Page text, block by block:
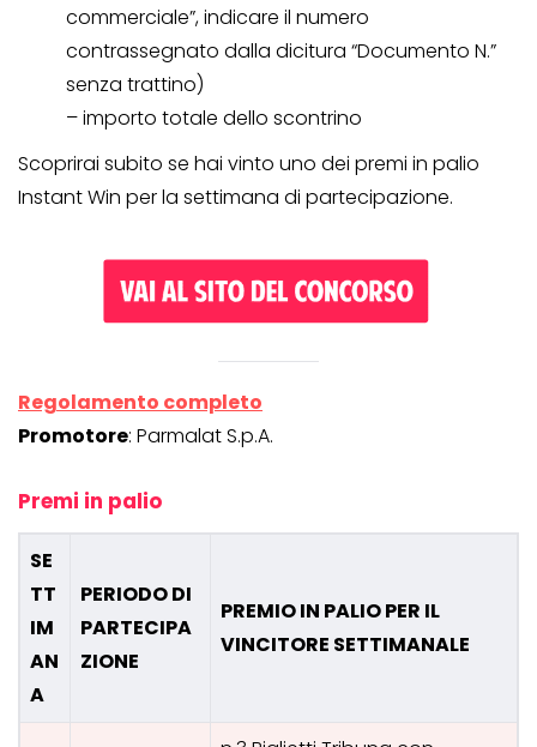
commerciale”, indicare il numero
contrassegnato dalla dicitura “Documento N.”
senza trattino)
– importo totale dello scontrino
Scoprirai subito se hai vinto uno dei premi in palio
Instant Win per la settimana di partecipazione.
Regolamento completo
Promotore: Parmalat S.p.A.
Premi in palio
SE
TT
IM
AN
A
PERIODO DI
PARTECIPA
ZIONE
PREMIO IN PALIO PER IL
VINCITORE SETTIMANALE